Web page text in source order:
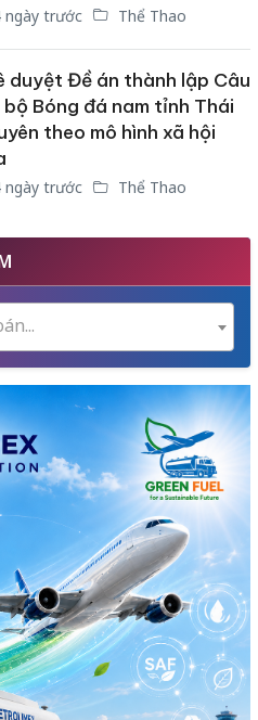
ngày trước Thể Thao
duyệt Đề án thành lập Câu
Bóng đá nam tỉnh Thái
theo mô hình xã hội
ngày trước Thể Thao